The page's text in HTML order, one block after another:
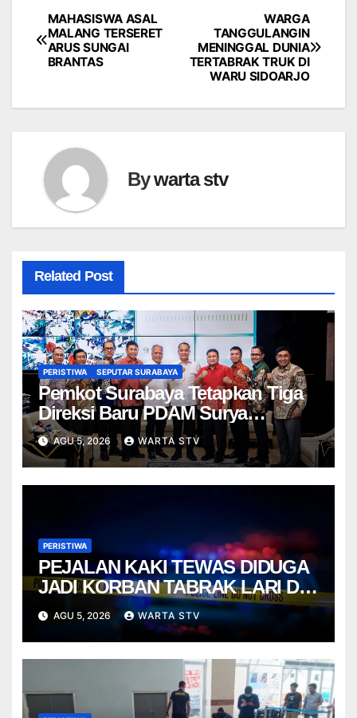
Navigasi
pos
WARGA
TANGGULANGIN
MENINGGAL DUNIA
TERTABRAK TRUK DI
WARU SIDOARJO
MAHASISWA ASAL
MALANG TERSERET
ARUS SUNGAI
BRANTAS
Bywarta stv
Related Post
PERISTIWA SEPUTAR SURABAYA
Pemkot Surabaya Tetapkan Tiga
Direksi Baru PDAM Surya
Sembada, Fokus Perkuat
Layanan dan Kinerja
AGU 5, 2026 WARTA STV
PERISTIWA
PEJALAN KAKI TEWAS DIDUGA
JADI KORBAN TABRAK LARI DI
GEMPOL
AGU 5, 2026 WARTA STV